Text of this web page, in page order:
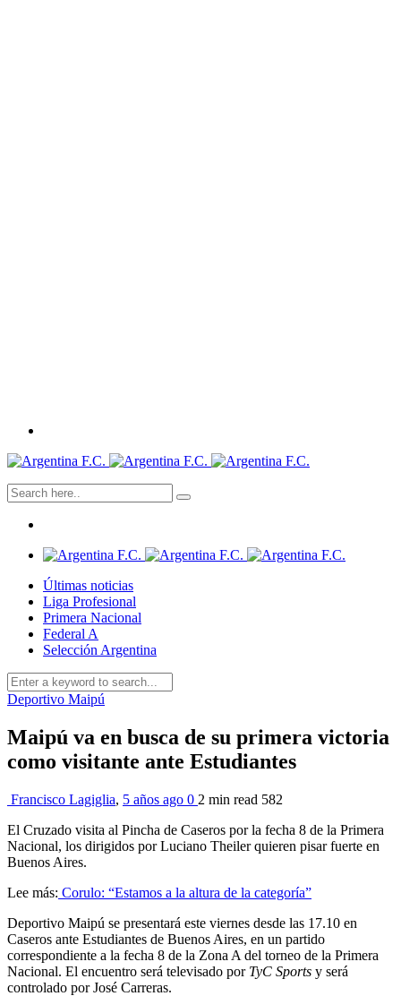
Últimas noticias
Liga Profesional
Primera Nacional
Federal A
Selección Argentina
Deportivo Maipú
Maipú va en busca de su primera victoria
como visitante ante Estudiantes
Francisco Lagiglia, 5 años ago 0 2 min read 582
El Cruzado visita al Pincha de Caseros por la fecha 8 de la Primera
Nacional, los dirigidos por Luciano Theiler quieren pisar fuerte en
Buenos Aires.
Lee más: Corulo: “Estamos a la altura de la categoría”
Deportivo Maipú se presentará este viernes desde las 17.10 en
Caseros ante Estudiantes de Buenos Aires, en un partido
correspondiente a la fecha 8 de la Zona A del torneo de la Primera
Nacional. El encuentro será televisado por TyC Sports y será
controlado por José Carreras.